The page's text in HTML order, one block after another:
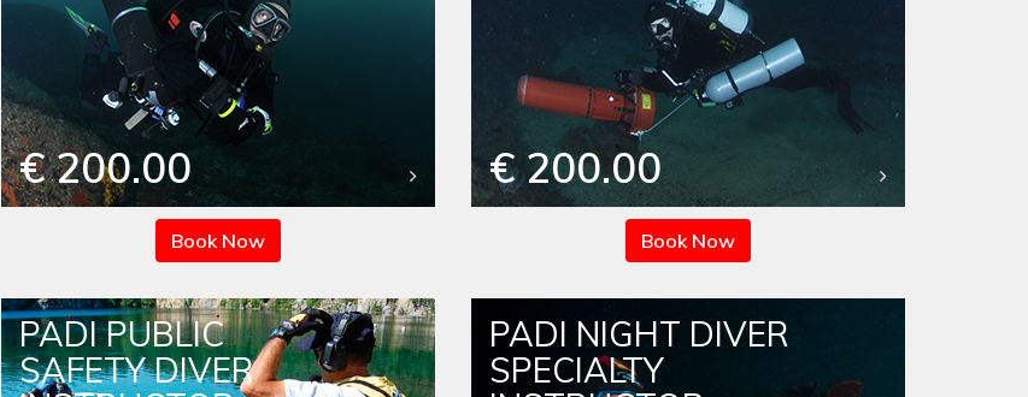
€ 200.00
Book Now
€ 200.00
Book Now
PADI PUBLIC
SAFETY DIVER
PADI NIGHT DIVER
SPECIALTY